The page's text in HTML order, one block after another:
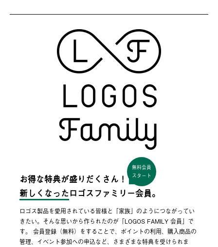
お得な特典が盛りだくさん！
無料会員
スタート
新しくなった ロゴスファミリー会員。
ロゴス製品を愛用されている皆様と「家族」のようにつながってい
きたい。そんな思いから作られたのが「LOGOS FAMILY 会員」で
す。 会員登録（無料）をすることで、ポイントの利用、購入商品の
管理、イベント参加への申込など、さまざまな特典を受けられま